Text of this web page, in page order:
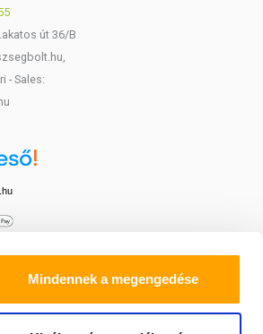
Mindennek a megengedése
út 36/B
- Sales: